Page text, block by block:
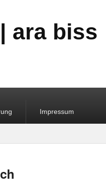
ara biss
Impressum